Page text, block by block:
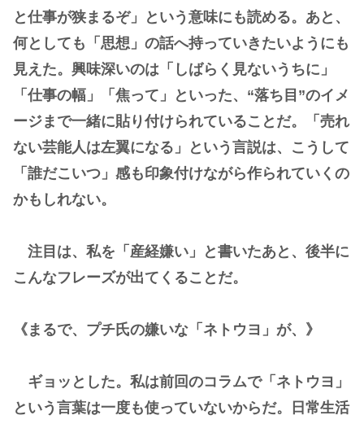
と仕事が狭まるぞ」という意味にも読める。あと、
何としても「思想」の話へ持っていきたいようにも
見えた。興味深いのは「しばらく見ないうちに」
「仕事の幅」「焦って」といった、“落ち目”のイメ
ージまで一緒に貼り付けられていることだ。「売れ
ない芸能人は左翼になる」という言説は、こうして
「誰だこいつ」感も印象付けながら作られていくの
かもしれない。
注目は、私を「産経嫌い」と書いたあと、後半に
こんなフレーズが出てくることだ。
《まるで、プチ氏の嫌いな「ネトウヨ」が、》
ギョッとした。私は前回のコラムで「ネトウヨ」
という言葉は一度も使っていないからだ。日常生活